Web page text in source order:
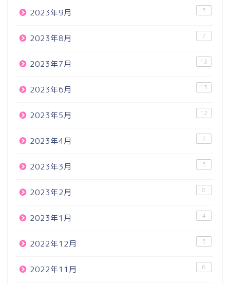
2023年9月 5
2023年8月 7
2023年7月 13
2023年6月 13
2023年5月 12
2023年4月 7
2023年3月 5
2023年2月 8
2023年1月 4
2022年12月 5
2022年11月 6